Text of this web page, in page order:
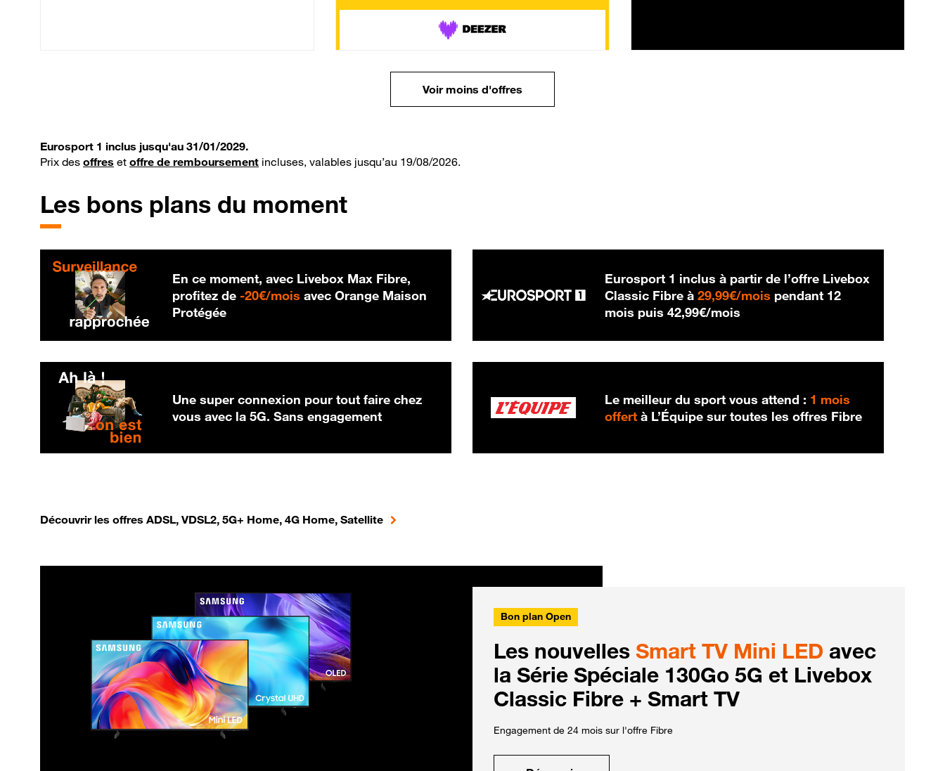
Voir moins d'offres
Eurosport 1 inclus jusqu'au 31/01/2029.
Prix des offres et offre de remboursement incluses, valables jusqu’au 19/08/2026.
Les bons plans du moment
En ce moment, avec Livebox Max Fibre,
profitez de -20€/mois 20 € par mois
avec Orange Maison
Protégée
Eurosport 1 inclus à partir de l’offre Livebox
Classic Fibre à29,99€/mois 29,99 € par mois
pendant 12
mois puis42,99€/mois
Une super connexion pour tout faire chez
vous avec la 5G. Sans engagement
Le meilleur du sport vous attend : 1 mois
offert à L’Équipe sur toutes les offres Fibre
Découvrir les offres ADSL, VDSL2, 5G+ Home, 4G Home, Satellite
Bon plan Open
Les nouvelles Smart TV Mini LED avec
la Série Spéciale 130Go 5G et Livebox
Classic Fibre + Smart TV
Engagement de 24 mois sur l'offre Fibre